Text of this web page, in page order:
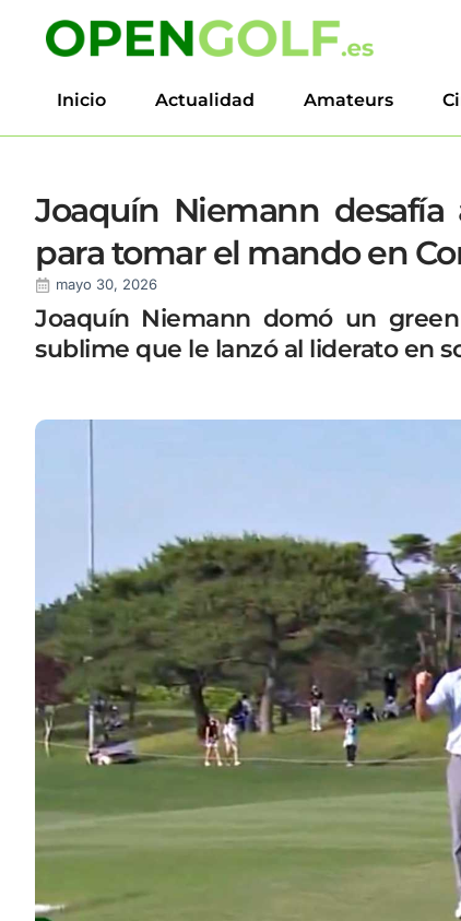
Inicio Actualidad Amateurs
Joaquín Niemann
para tomar el mando en
mayo 30, 2026
Joaquín Niemann domó un
sublime que le lanzó al liderato en